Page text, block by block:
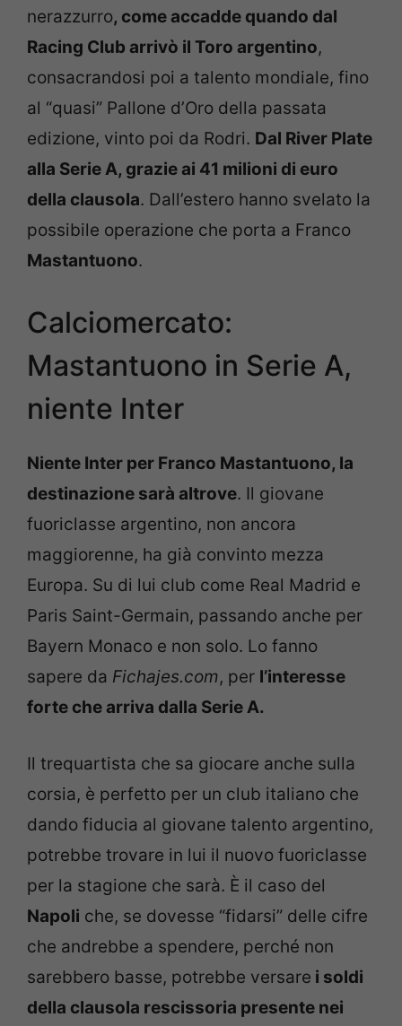
nerazzurro, come accadde quando dal
Racing Club arrivò il Toro argentino,
consacrandosi poi a talento mondiale, fino
al “quasi” Pallone d’Oro della passata
edizione, vinto poi da Rodri. Dal River Plate
alla Serie A, grazie ai 41 milioni di euro
della clausola. Dall’estero hanno svelato la
possibile operazione che porta a Franco
Mastantuono.
Calciomercato:
Mastantuono in Serie A,
niente Inter
Niente Inter per Franco Mastantuono, la
destinazione sarà altrove. Il giovane
fuoriclasse argentino, non ancora
maggiorenne, ha già convinto mezza
Europa. Su di lui club come Real Madrid e
Paris Saint-Germain, passando anche per
Bayern Monaco e non solo. Lo fanno
sapere da Fichajes.com, per l’interesse
forte che arriva dalla Serie A.
Il trequartista che sa giocare anche sulla
corsia, è perfetto per un club italiano che
dando fiducia al giovane talento argentino,
potrebbe trovare in lui il nuovo fuoriclasse
per la stagione che sarà. È il caso del
Napoli che, se dovesse “fidarsi” delle cifre
che andrebbe a spendere, perché non
sarebbero basse, potrebbe versare i soldi
della clausola rescissoria presente nei